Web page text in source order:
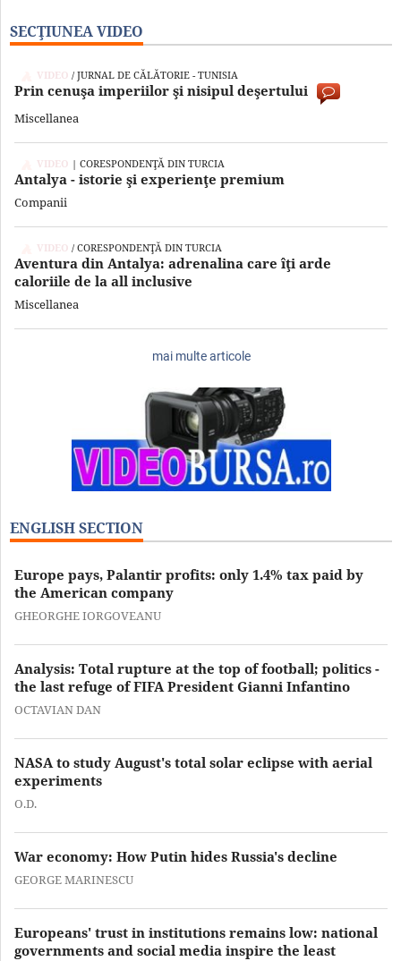
SECŢIUNEA VIDEO
VIDEO / JURNAL DE CĂLĂTORIE - TUNISIA
Prin cenuşa imperiilor şi nisipul deşertului
Miscellanea
VIDEO | CORESPONDENŢĂ DIN TURCIA
Antalya - istorie şi experienţe premium
Companii
VIDEO / CORESPONDENŢĂ DIN TURCIA
Aventura din Antalya: adrenalina care îţi arde
caloriile de la all inclusive
Miscellanea
mai multe articole
ENGLISH SECTION
Europe pays, Palantir profits: only 1.4% tax paid by
the American company
GHEORGHE IORGOVEANU
Analysis: Total rupture at the top of football; politics -
the last refuge of FIFA President Gianni Infantino
OCTAVIAN DAN
NASA to study August's total solar eclipse with aerial
experiments
O.D.
War economy: How Putin hides Russia's decline
GEORGE MARINESCU
Europeans' trust in institutions remains low: national
governments and social media inspire the least